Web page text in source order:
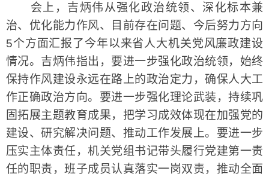
会上，吉炳伟从强化政治统领、深化标本兼
治、优化能力作风、目前存在问题、今后努力方向
5个方面汇报了今年以来省人大机关党风廉政建设
情况。吉炳伟指出，要进一步强化政治统领，始终
保持作风建设永远在路上的政治定力，确保人大工
作正确政治方向。要进一步强化理论武装，持续巩
固拓展主题教育成果，把学习成效体现在加强党的
建设、研究解决问题、推动工作发展上。要进一步
压实主体责任，机关党组书记带头履行党建第一责
任的职责，班子成员认真落实一岗双责，推动全面